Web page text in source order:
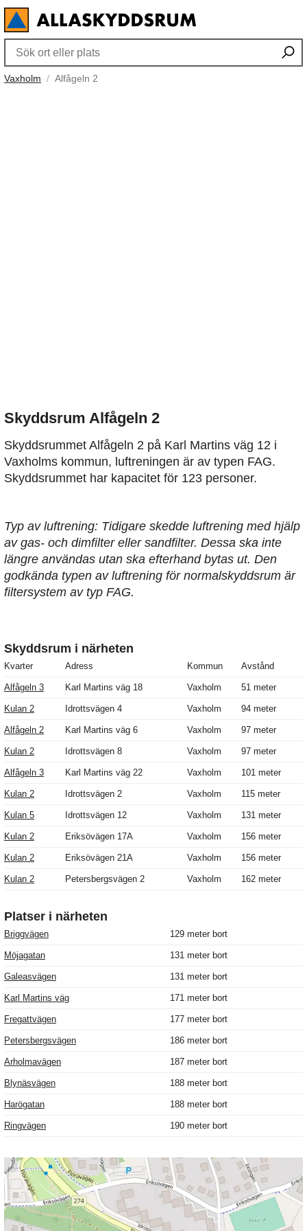
Vaxholm Alfågeln 2
Skyddsrum Alfågeln 2
Skyddsrummet Alfågeln 2 på Karl Martins väg 12 i
Vaxholms kommun, luftreningen är av typen FAG.
Skyddsrummet har kapacitet för 123 personer.
Typ av luftrening: Tidigare skedde luftrening med hjälp
av gas- och dimfilter eller sandfilter. Dessa ska inte
längre användas utan ska efterhand bytas ut. Den
godkända typen av luftrening för normalskyddsrum är
filtersystem av typ FAG.
Skyddsrum i närheten
Kvarter Adress Kommun Avstånd
Alfågeln 3 Karl Martins väg 18 Vaxholm 51 meter
Kulan 2 Idrottsvägen 4 Vaxholm 94 meter
Alfågeln 2 Karl Martins väg 6 Vaxholm 97 meter
Kulan 2 Idrottsvägen 8 Vaxholm 97 meter
Alfågeln 3 Karl Martins väg 22 Vaxholm 101 meter
Kulan 2 Idrottsvägen 2 Vaxholm 115 meter
Kulan 5 Idrottsvägen 12 Vaxholm 131 meter
Kulan 2 Eriksövägen 17A Vaxholm 156 meter
Kulan 2 Eriksövägen 21A Vaxholm 156 meter
Kulan 2 Petersbergsvägen 2 Vaxholm 162 meter
Platser i närheten
Briggvägen 129 meter bort
Möjagatan 131 meter bort
Galeasvägen 131 meter bort
Karl Martins väg 171 meter bort
Fregattvägen 177 meter bort
Petersbergsvägen 186 meter bort
Arholmavägen 187 meter bort
Blynäsvägen 188 meter bort
Harögatan 188 meter bort
Ringvägen 190 meter bort